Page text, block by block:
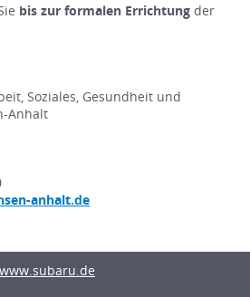
bis zur formalen Errichtung der
Soziales, Gesundheit und
Anhalt
anhalt.de
www.subaru.de